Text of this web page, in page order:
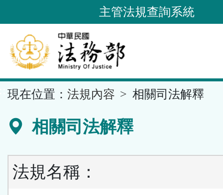
到
要
內
容
區
主管法規查詢系統
現在位置： 法規內容 相關司法解釋
相關司法解釋
法規名稱：